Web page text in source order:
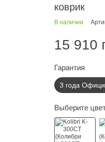
коврик
В наличии
15 910
Гарантия
3 года
Выберите